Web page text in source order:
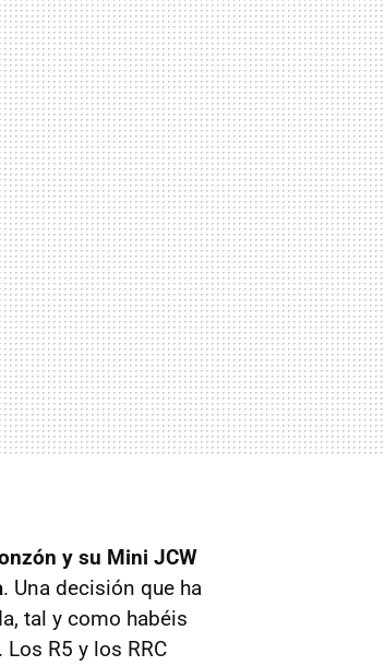
y su Mini JCW
. Una decisión que ha
tal y como habéis
. Los R5 y los RRC